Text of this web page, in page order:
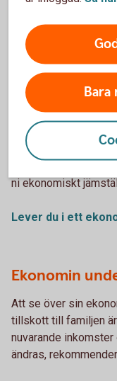
ihop? Oavsett
att tänka igenom
Flytta i hop - tänk
Vägen till en
ni ekonomiskt
Lever du i ett
Ekonomin
Att se över sin
tillskott till familjen
nuvarande
ändras,
Bara